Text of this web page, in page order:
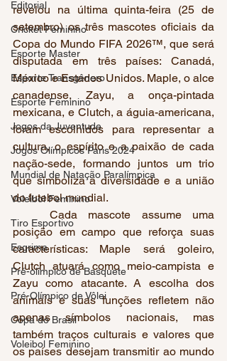
Editorial
Cricket Feminino
Esporte Master
Esporte Transgênero
Esporte Feminino
Jogos da Juventude
Jogos Olímpicos Paris 2024
Mundial de Natação Paralímpica
Voleibol Feminino
Tiro Esportivo
Esgrima
Pré-olímpico de Basquete
Pré-Olímpico de Vôlei
Copa do Brasil
Voleibol Feminino
revelou na última quinta-feira (25 de
setembro) os três mascotes oficiais da
Copa do Mundo FIFA 2026™, que será
disputada em três países: Canadá,
México e Estados Unidos. Maple, o alce
canadense, Zayu, a onça-pintada
mexicana, e Clutch, a águia-americana,
foram escolhidos para representar a
cultura, o espírito e a paixão de cada
nação-sede, formando juntos um trio
que simboliza a diversidade e a união
do futebol mundial.
posição em campo que reforça suas
características: Maple será goleiro,
Clutch atuará como meio-campista e
Zayu como atacante. A escolha dos
animais e suas funções refletem não
apenas símbolos nacionais, mas
também traços culturais e valores que
os países desejam transmitir ao mundo